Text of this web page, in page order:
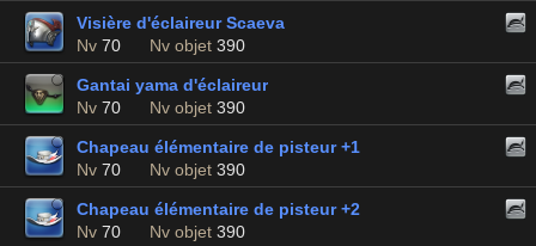
Visière d'éclaireur Scaeva
Nv 70 Nv objet 390
Gantai yama d'éclaireur
Nv 70 Nv objet 390
Chapeau élémentaire de pisteur +1
Nv 70 Nv objet 390
Chapeau élémentaire de pisteur +2
Nv 70 Nv objet 390